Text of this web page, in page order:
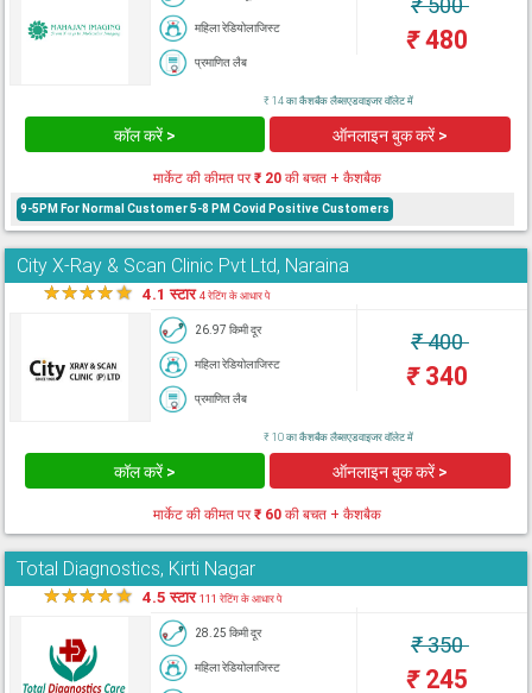
महिला रेडियोलाजिस्ट
प्रमाणित लैब
₹500
₹480
₹ 14 का कैशबैक लैब्सएडवाइजर वॉलेट में
कॉल करें > ऑनलाइन बुक करें >
मार्केट की कीमत पर₹ 20 की बचत + कैशबैक
9-5PM For Normal Customer 5-8 PM Covid Positive Customers
City X-Ray & Scan Clinic Pvt Ltd, Naraina
★★★★★ 4.1 स्टार4 रेटिंग के आधार पे
26.97 किमी दूर
महिला रेडियोलाजिस्ट
प्रमाणित लैब
₹400
₹340
₹ 10 का कैशबैक लैब्सएडवाइजर वॉलेट में
कॉल करें > ऑनलाइन बुक करें >
मार्केट की कीमत पर₹ 60 की बचत + कैशबैक
Total Diagnostics, Kirti Nagar
★★★★★ 4.5 स्टार111 रेटिंग के आधार पे
28.25 किमी दूर
महिला रेडियोलाजिस्ट
₹350
₹245